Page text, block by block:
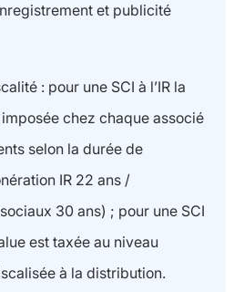
et publicité
: pour une SCI à l’IR la
chez chaque associé
selon la durée de
IR 22 ans /
30 ans) ; pour une SCI
est taxée au niveau
à la distribution.